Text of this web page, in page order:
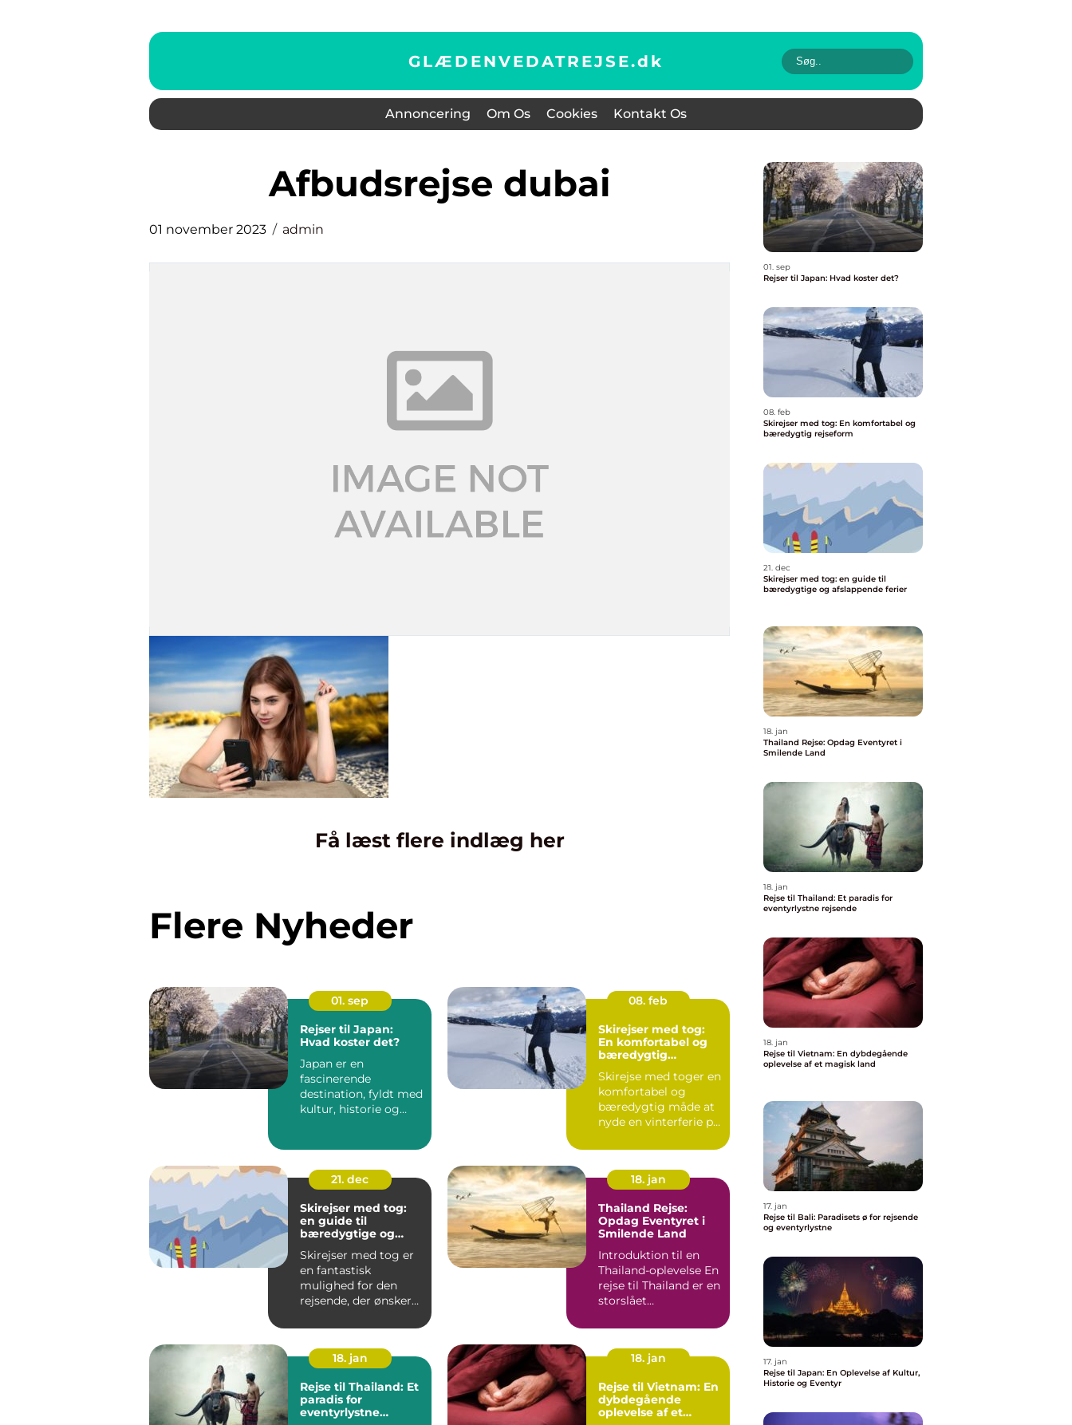
GLÆDENVEDATREJSE.dk
Annoncering Om Os Cookies Kontakt Os
afbudsrejse dubai
01 november 2023 admin
Få læst flere indlæg her
Flere Nyheder
01. sep
Rejser til Japan:
Hvad koster det?
Japan er en
fascinerende
destination, fyldt med
kultur, historie og
08. feb
Skirejser med tog:
En komfortabel og
bæredygtig
Skirejse med toger en
komfortabel og
bæredygtig måde at
nyde en vinterferie på.
21. dec
Skirejser med tog:
en guide til
bæredygtige og
Skirejser med tog er
en fantastisk
mulighed for den
rejsende, der ønsker
bekvemm...
18. jan
Thailand Rejse:
Opdag Eventyret i
Smilende Land
Introduktion til en
Thailand-oplevelse En
rejse til Thailand er en
storslået
fyldt...
18. jan
Rejse til Thailand: Et
paradis for
eventyrlystne
18. jan
Rejse til Vietnam: En
dybdegående
oplevelse af et
01. sep
Rejser til Japan: Hvad koster det?
08. feb
Skirejser med tog: En komfortabel og
bæredygtig rejseform
21. dec
Skirejser med tog: en guide til
bæredygtige og afslappende ferier
18. jan
Thailand Rejse: Opdag Eventyret i
Smilende Land
18. jan
Rejse til Thailand: Et paradis for
eventyrlystne rejsende
18. jan
Rejse til Vietnam: En dybdegående
oplevelse af et magisk land
17. jan
Rejse til Bali: Paradisets ø for rejsende
og eventyrlystne
17. jan
Rejse til Japan: En Oplevelse af Kultur,
Historie og Eventyr